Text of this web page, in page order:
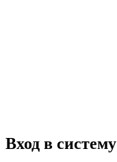
Вход в систему